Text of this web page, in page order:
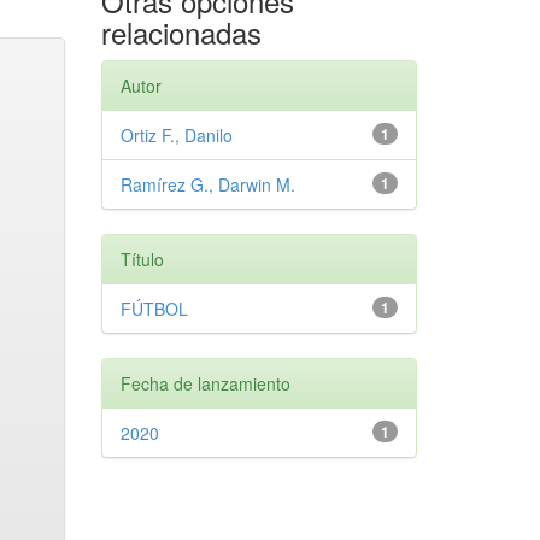
relacionadas
Autor
1
Ortiz F., Danilo
1
Ramírez G., Darwin M.
Título
1
FÚTBOL
Fecha de lanzamiento
1
2020